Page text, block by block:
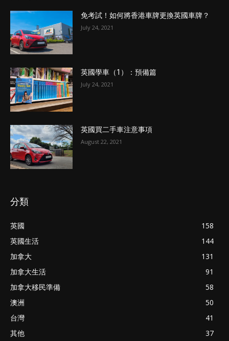
免考試！如何將香港車牌更換英國車牌？
July 24, 2021
英國學車（1）：預備篇
July 24, 2021
英國買二手車注意事項
August 22, 2021
分類
英國
158
英國生活
144
加拿大
131
加拿大生活
91
加拿大移民準備
58
澳洲
50
台灣
41
其他
37